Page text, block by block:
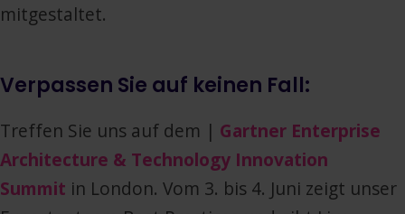
mitgestaltet.
Verpassen Sie auf keinen Fall:
Treffen Sie uns auf dem | Gartner Enterprise
Architecture & Technology Innovation
Summit in London. Vom 3. bis 4. Juni zeigt unser